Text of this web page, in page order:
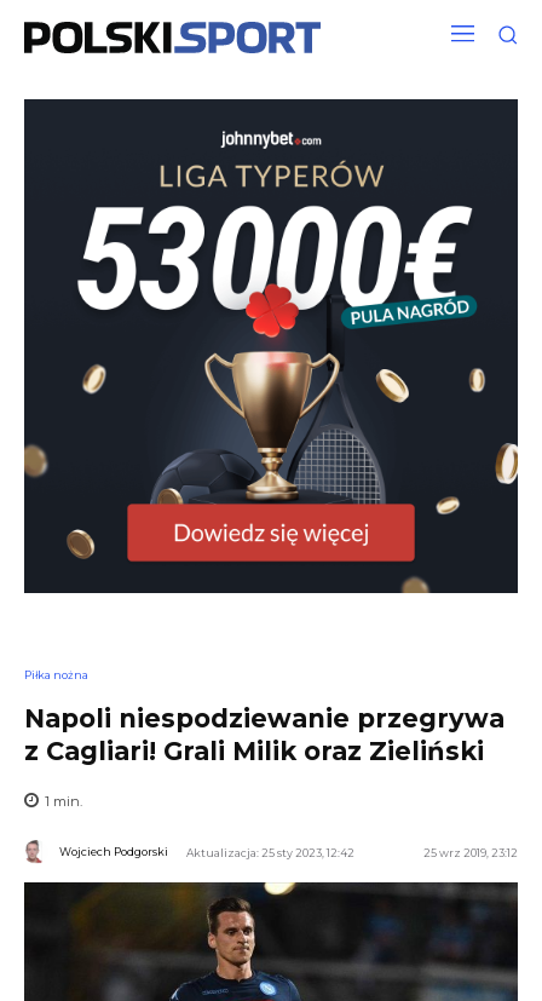
Piłka nożna
Napoli niespodziewanie przegrywa
z Cagliari! Grali Milik oraz Zieliński
1 min.
Wojciech Podgorski Aktualizacja: 25 sty 2023, 12:42 25 wrz 2019, 23:12